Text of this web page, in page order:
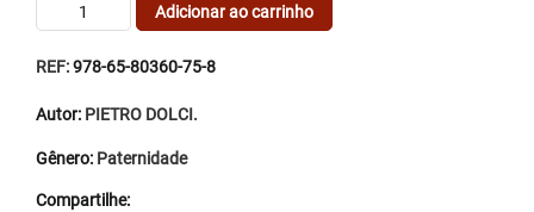
Adicionar ao carrinho
REF:978-65-80360-75-8
Autor: PIETRO DOLCI.
Gênero: Paternidade
Compartilhe: